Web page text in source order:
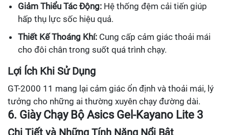
Giảm Thiểu Tác Động: Hệ thống đệm cải tiến giúp
hấp thụ lực sốc hiệu quả.
Thiết Kế Thoáng Khí: Cung cấp cảm giác thoải mái
cho đôi chân trong suốt quá trình chạy.
Lợi Ích Khi Sử Dụng
GT-2000 11 mang lại cảm giác ổn định và thoải mái, lý
tưởng cho những ai thường xuyên chạy đường dài.
6. Giày Chạy Bộ Asics Gel-Kayano Lite 3
Chi Tiết và Những Tính Năng Nổi Bật